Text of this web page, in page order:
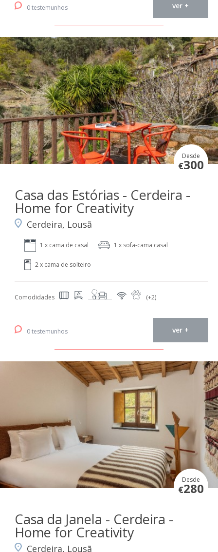
0 testemunhos ver +
Desde
€300
Casa das Estórias - Cerdeira -
Home for Creativity
Cerdeira, Lousã
1 x cama de casal 1 x sofa-cama casal
2 x cama de solteiro
Comodidades (+2)
0 testemunhos ver +
Desde
€280
Casa da Janela - Cerdeira -
Home for Creativity
Cerdeira, Lousã